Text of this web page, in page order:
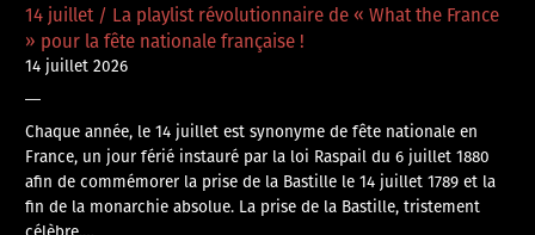
14 juillet / La playlist révolutionnaire de « What the France
» pour la fête nationale française !
14 juillet 2026
—
Chaque année, le 14 juillet est synonyme de fête nationale en
France, un jour férié instauré par la loi Raspail du 6 juillet 1880
afin de commémorer la prise de la Bastille le 14 juillet 1789 et la
fin de la monarchie absolue. La prise de la Bastille, tristement